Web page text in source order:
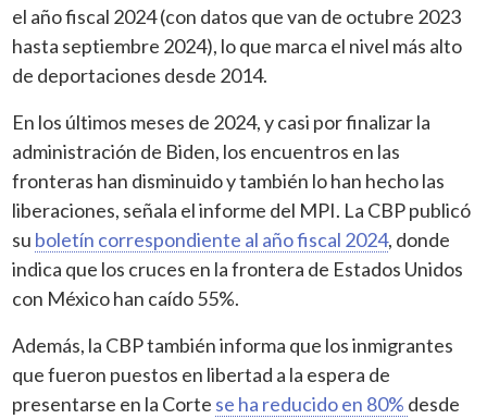
el año fiscal 2024 (con datos que van de octubre 2023
hasta septiembre 2024), lo que marca el nivel más alto
de deportaciones desde 2014.
En los últimos meses de 2024, y casi por finalizar la
administración de Biden, los encuentros en las
fronteras han disminuido y también lo han hecho las
liberaciones, señala el informe del MPI. La CBP publicó
su boletín correspondiente al año fiscal 2024, donde
indica que los cruces en la frontera de Estados Unidos
con México han caído 55%.
Además, la CBP también informa que los inmigrantes
que fueron puestos en libertad a la espera de
presentarse en la Corte se ha reducido en 80% desde